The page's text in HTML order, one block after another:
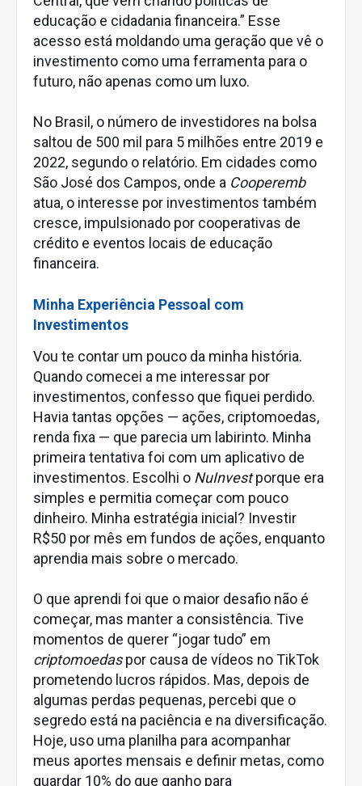
educação e cidadania financeira.” Esse
acesso está moldando uma geração que vê o
investimento como uma ferramenta para o
futuro, não apenas como um luxo.
No Brasil, o número de investidores na bolsa
saltou de 500 mil para 5 milhões entre 2019 e
2022, segundo o relatório. Em cidades como
São José dos Campos, onde a Cooperemb
atua, o interesse por investimentos também
cresce, impulsionado por cooperativas de
crédito e eventos locais de educação
financeira.
Minha Experiência Pessoal com
Investimentos
Vou te contar um pouco da minha história.
Quando comecei a me interessar por
investimentos, confesso que fiquei perdido.
Havia tantas opções — ações, criptomoedas,
renda fixa — que parecia um labirinto. Minha
primeira tentativa foi com um aplicativo de
investimentos. Escolhi o NuInvestporque era
simples e permitia começar com pouco
dinheiro. Minha estratégia inicial? Investir
R$50 por mês em fundos de ações, enquanto
aprendia mais sobre o mercado.
O que aprendi foi que o maior desafio não é
começar, mas manter a consistência. Tive
momentos de querer “jogar tudo” em
criptomoedaspor causa de vídeos no TikTok
prometendo lucros rápidos. Mas, depois de
algumas perdas pequenas, percebi que o
segredo está na paciência e na diversificação.
Hoje, uso uma planilha para acompanhar
meus aportes mensais e definir metas, como
guardar 10% do que ganho para